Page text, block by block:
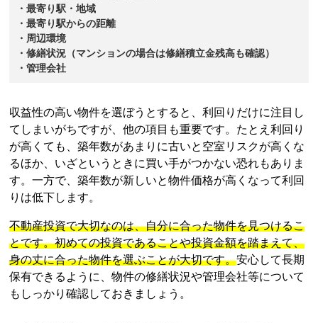
・最寄り駅・地域
・最寄り駅からの距離
・周辺環境
・修繕状況（マンションの場合は修繕積立金残高も確認）
・管理会社
収益性の高い物件を選ぼうとすると、利回りだけに注目し
てしまいがちですが、他の項目も重要です。たとえ利回り
が高くても、築年数があまりに古いと空室リスクが高くな
るほか、いざというときに買い手がつかない恐れもありま
す。一方で、築年数が新しいと物件価格が高くなって利回
りは低下します。
不動産投資で大切なのは、自分に合った物件を見つけるこ
とです。初めての投資であることや投資金額を踏まえて、
身の丈に合った物件を選ぶことが大切です。安心して長期
保有できるように、物件の修繕状況や管理会社等について
もしっかり確認しておきましょう。